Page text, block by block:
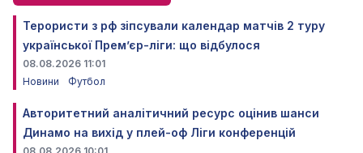
Терористи з рф зіпсували календар матчів 2 туру
української Прем’єр-ліги: що відбулося
08.08.2026 11:01
Новини
Футбол
Авторитетний аналітичний ресурс оцінив шанси
Динамо на вихід у плей-оф Ліги конференцій